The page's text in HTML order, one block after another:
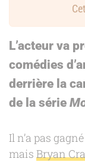
L’acteur va
comédies
derrière la
de la série
Il n’a pas
mais Bryan